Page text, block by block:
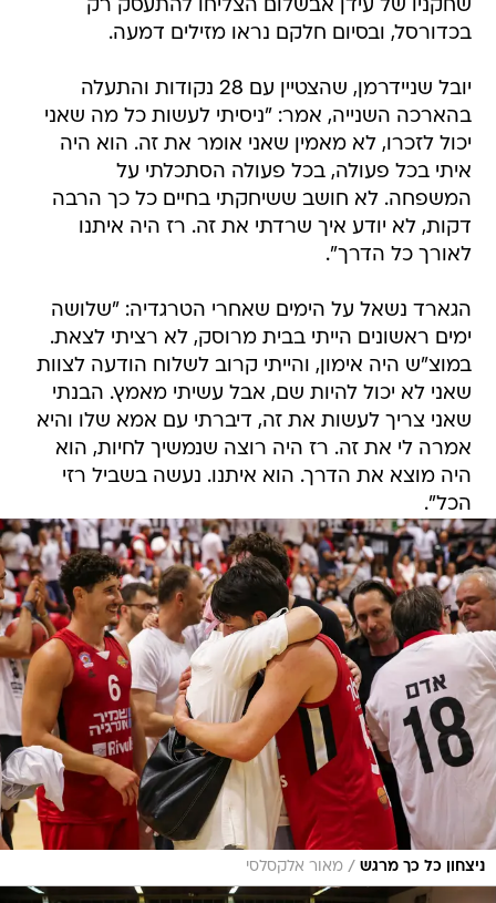
שחקניו של עידן אבשלום הצליחו להתעסק רק
בכדורסל, ובסיום חלקם נראו מזילים דמעה.
יובל שניידרמן, שהצטיין עם 28 נקודות והתעלה
בהארכה השנייה, אמר: "ניסיתי לעשות כל מה שאני
יכול לזכרו, לא מאמין שאני אומר את זה. הוא היה
איתי בכל פעולה, בכל פעולה הסתכלתי על
המשפחה. לא חושב ששיחקתי בחיים כל כך הרבה
דקות, לא יודע איך שרדתי את זה. רז היה איתנו
לאורך כל הדרך".
הגארד נשאל על הימים שאחרי הטרגדיה: "שלושה
ימים ראשונים הייתי בבית מרוסק, לא רציתי לצאת.
במוצ"ש היה אימון, והייתי קרוב לשלוח הודעה לצוות
שאני לא יכול להיות שם, אבל עשיתי מאמץ. הבנתי
שאני צריך לעשות את זה, דיברתי עם אמא שלו והיא
אמרה לי את זה. רז היה רוצה שנמשיך לחיות, הוא
היה מוצא את הדרך. הוא איתנו. נעשה בשביל רזי
הכל".
ניצחון כל כך מרגש / מאור אלקסלסי